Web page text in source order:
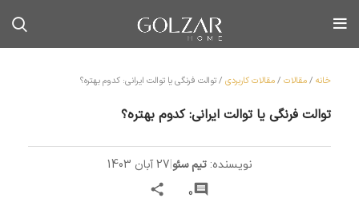
خانه /مقالات /مقالات کاربردی /توالت فرنگی یا توالت ایرانی: کدوم بهتره؟
توالت فرنگی یا توالت ایرانی: کدوم بهتره؟
نویسنده: تیم سئو|27 آبان 1403
0